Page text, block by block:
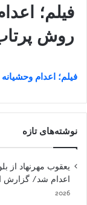
فيلم؛
روش
فيلم؛ اعدام
نوشته‌های تازه
یعقوب مهرنهاد از
اعدام شد/ گزارش
2026